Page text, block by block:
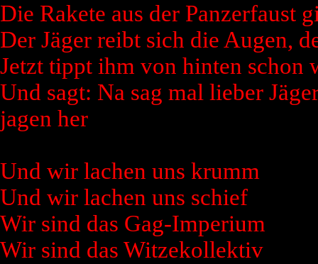
Die Rakete aus der Panzerfaust
Der Jäger reibt sich die Augen,
Jetzt tippt ihm von hinten schon
Und sagt: Na sag mal lieber
jagen her
Und wir lachen uns krumm
Und wir lachen uns schief
Wir sind das Gag-Imperium
Wir sind das Witzekollektiv